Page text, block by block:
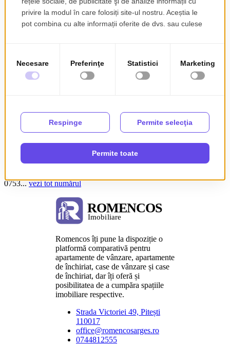
deosebite, singur curte, deschidere generoasa.
Vila este dispusa pe nivel de D+P+1+M.
Demisol General pe toata suprafata casei, camera antiatomica,
construita din beton turnat si caramida, 2 intrari, terase mari
Finisaje de calitate, usi interioare Pinum, scara impunatoare din
Marmura.
Detalii contact
Monica Avram
Telefon
0753...vezi tot numărul
Romencos îți pune la dispoziție o
platformă comparativă pentru
apartamente de vânzare, apartamente
de închiriat, case de vânzare și case
de închiriat, dar îți oferă și
posibilitatea de a cumpăra spațiile
imobiliare respective.
Strada Victoriei 49, Pitești
110017
office@romencosarges.ro
0744812555